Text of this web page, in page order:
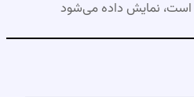
نمایش داده می‌شود